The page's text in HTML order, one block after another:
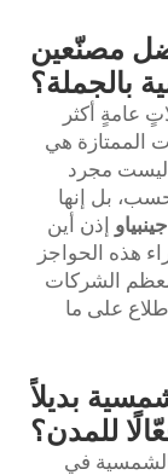
مصنّعين
أكثر
هي
مجرد
بل إنها
إذن أين
الحواجز
الشركات
على ما
بديلاً
للمدن؟
في